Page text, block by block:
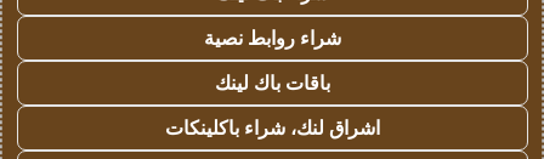
شراء روابط نصية
باقات باك لينك
اشراق لنك، شراء باكلينكات